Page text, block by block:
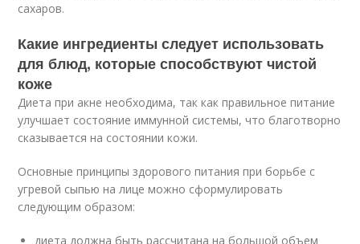
сахаров.
Какие ингредиенты следует использовать
для блюд, которые способствуют чистой
коже
Диета при акне необходима, так как правильное питание
улучшает состояние иммунной системы, что благотворно
сказывается на состоянии кожи.
Основные принципы здорового питания при борьбе с
угревой сыпью на лице можно сформулировать
следующим образом:
диета должна быть рассчитана на большой объем